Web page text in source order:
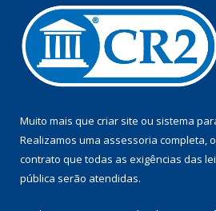
Muito mais que criar site ou sistema
Realizamos uma assessoria completa,
contrato que todas as exigências das
pública serão atendidas.